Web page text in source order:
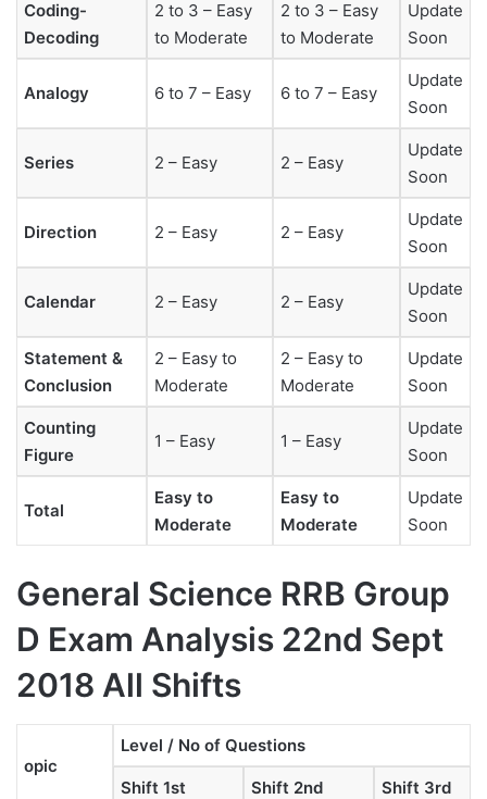
Coding-
Decoding
2 to 3 – Easy
to Moderate
2 to 3 – Easy
to Moderate
Update
Soon
Analogy 6 to 7 – Easy 6 to 7 – Easy
Update
Soon
Series 2 – Easy 2 – Easy
Update
Soon
Direction 2 – Easy 2 – Easy
Update
Soon
Calendar 2 – Easy 2 – Easy
Update
Soon
Statement &
Conclusion
2 – Easy to
Moderate
2 – Easy to
Moderate
Update
Soon
Counting
Figure
1 – Easy 1 – Easy
Update
Soon
Total
Easy to
Moderate
Easy to
Moderate
Update
Soon
General Science RRB Group
D Exam Analysis 22nd Sept
2018 All Shifts
opic
Level / No of Questions
Shift 1st Shift 2nd Shift 3rd